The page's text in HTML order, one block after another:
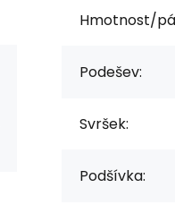
Hmotnost/
Podešev:
Svršek:
Podšívka: